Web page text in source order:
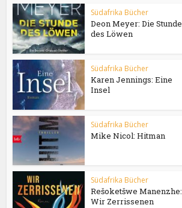
Südafrika Bücher
Deon Meyer: Die Stunde
des Löwen
Südafrika Bücher
Karen Jennings: Eine
Insel
Südafrika Bücher
Mike Nicol: Hitman
Südafrika Bücher
Rešoketšwe Manenzhe:
Wir Zerrissenen